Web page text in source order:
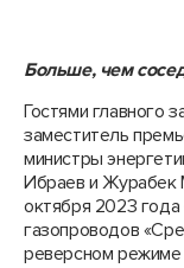
Больше, чем
Гостями главного
заместитель
министры
Ибраев и Журабек
октября 2023
газопроводов
реверсном режиме